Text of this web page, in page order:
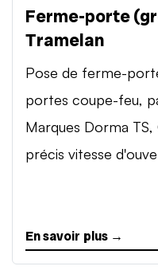
Ferme-porte
Tramelan
Pose de ferme-
portes coupe-feu,
Marques Dorma TS,
précis vitesse
En savoir plus →